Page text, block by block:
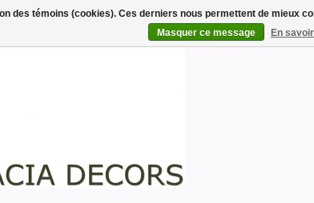
des témoins (cookies). Ces derniers nous permettent de mieux
Masquer ce message
En